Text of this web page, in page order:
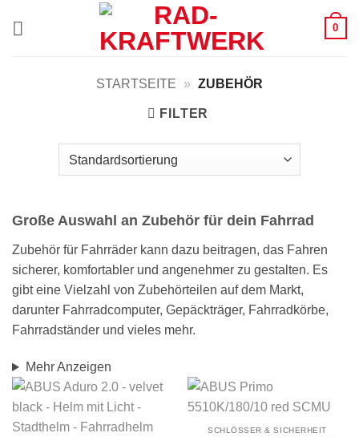
0
STARTSEITE » ZUBEHÖR
FILTER
Große Auswahl an Zubehör für dein Fahrrad
Zubehör für Fahrräder kann dazu beitragen, das Fahren
sicherer, komfortabler und angenehmer zu gestalten. Es
gibt eine Vielzahl von Zubehörteilen auf dem Markt,
darunter Fahrradcomputer, Gepäckträger, Fahrradkörbe,
Fahrradständer und vieles mehr.
Mehr Anzeigen
SCHLÖSSER & SICHERHEIT